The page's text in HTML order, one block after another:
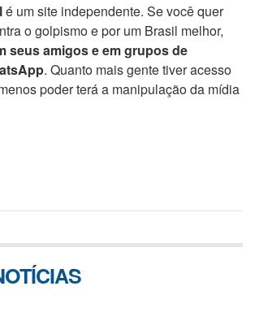
é um site independente. Se você quer
o golpismo e por um Brasil melhor,
seus amigos e em grupos de
. Quanto mais gente tiver acesso
poder terá a manipulação da mídia